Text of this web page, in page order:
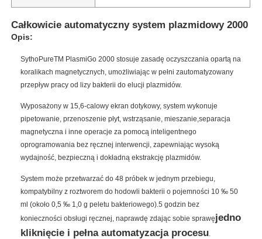
Całkowicie automatyczny system plazmidowy 2000
Opis:
SythoPureTM PlasmiGo 2000 stosuje zasadę oczyszczania opartą na
koralikach magnetycznych, umożliwiając w pełni zautomatyzowany
przepływ pracy od lizy bakterii do elucji plazmidów.
Wyposażony w 15,6-calowy ekran dotykowy, system wykonuje
pipetowanie, przenoszenie płyt, wstrząsanie, mieszanie,separacja
magnetyczna i inne operacje za pomocą inteligentnego
oprogramowania bez ręcznej interwencji, zapewniając wysoką
wydajność, bezpieczną i dokładną ekstrakcję plazmidów.
System może przetwarzać do 48 próbek w jednym przebiegu,
kompatybilny z roztworem do hodowli bakterii o pojemności 10 ‰ 50
ml (około 0,5 ‰ 1,0 g peletu bakteriowego).5 godzin bez
konieczności obsługi ręcznej, naprawdę zdając sobie sprawęjedno
kliknięcie i pełna automatyzacja procesu